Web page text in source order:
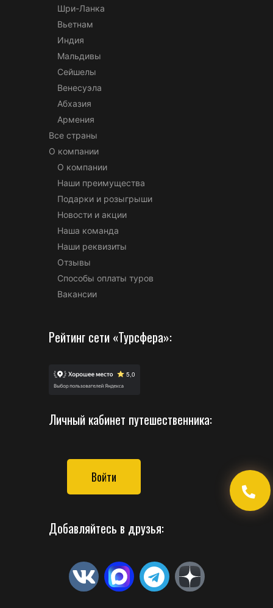
Шри-Ланка
Вьетнам
Индия
Мальдивы
Сейшелы
Венесуэла
Абхазия
Армения
Все страны
О компании
О компании
Наши преимущества
Подарки и розыгрыши
Новости и акции
Наша команда
Наши реквизиты
Отзывы
Способы оплаты туров
Вакансии
Рейтинг сети «Турсфера»:
Личный кабинет путешественника:
Войти
Добавляйтесь в друзья: